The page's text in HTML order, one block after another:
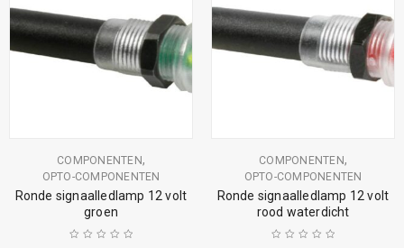
COMPONENTEN,
OPTO-COMPONENTEN
Ronde signaalledlamp 12 volt
groen
COMPONENTEN,
OPTO-COMPONENTEN
Ronde signaalledlamp 12 volt
rood waterdicht